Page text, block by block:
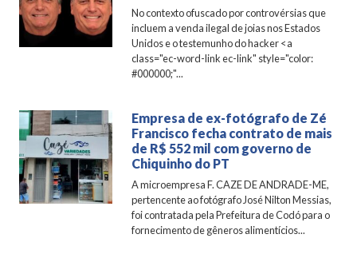
No contexto ofuscado por controvérsias que
incluem a venda ilegal de joias nos Estados
Unidos e o testemunho do hacker <a
class="ec-word-link ec-link" style="color:
#000000;"...
Empresa de ex-fotógrafo de Zé
Francisco fecha contrato de mais
de R$ 552 mil com governo de
Chiquinho do PT
A microempresa F. CAZE DE ANDRADE-ME,
pertencente ao fotógrafo José Nilton Messias,
foi contratada pela Prefeitura de Codó para o
fornecimento de gêneros alimentícios...